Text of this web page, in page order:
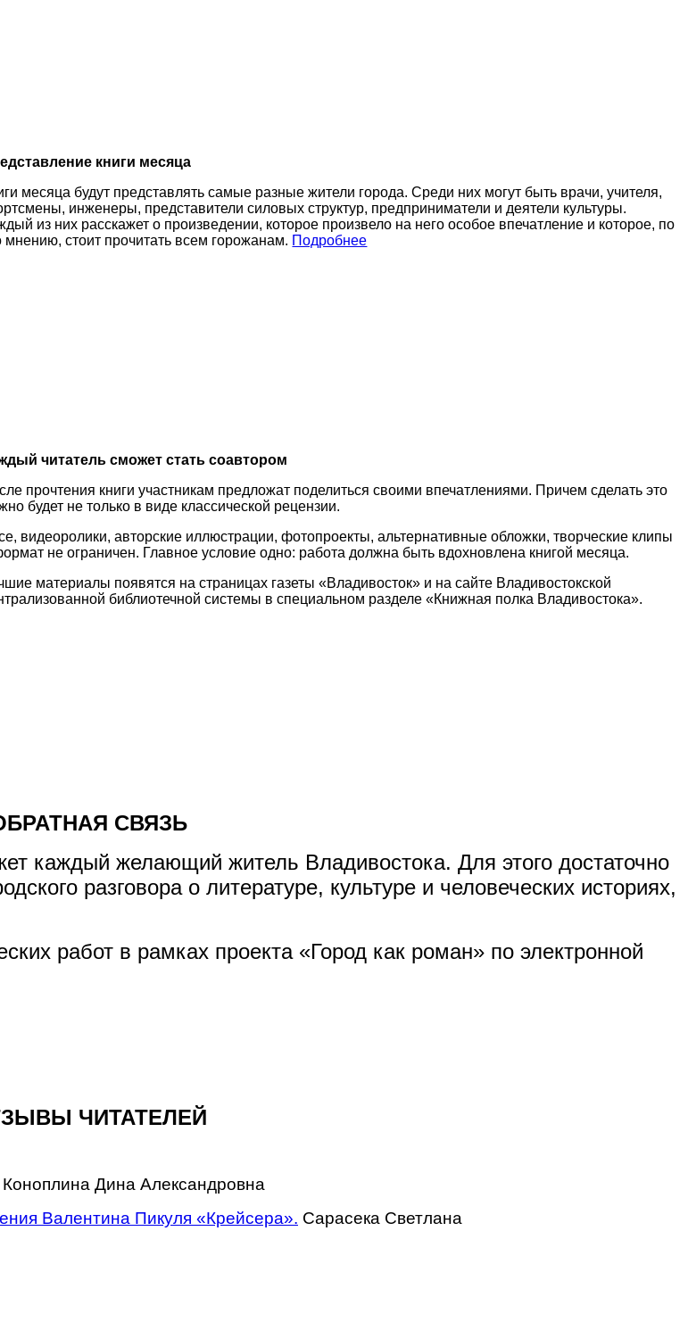
книги месяца
месяца будут представлять самые разные жители города. Среди них могут быть врачи, учителя,
инженеры, представители силовых структур, предприниматели и деятели культуры.
из них расскажет о произведении, которое произвело на него особое впечатление и которое, по
мнению, стоит прочитать всем горожанам. Подробнее
читатель сможет статьсоавтором
прочтения книги участникам предложат поделиться своими впечатлениями. Причем сделать это
будет не только в виде классической рецензии.
видеоролики, авторские иллюстрации, фотопроекты, альтернативные обложки, творческие клипы
не ограничен. Главное условие одно: работа должна быть вдохновлена книгой месяца.
материалы появятся на страницах газеты «Владивосток» и на сайте Владивостокской
библиотечной системы в специальном разделе «Книжная полка Владивостока».
СВЯЗЬ
каждый желающий житель Владивостока. Для этого достаточно
разговора о литературе, культуре и человеческих историях,
работ в рамках проекта «Город как роман» по электронной
ЧИТАТЕЛЕЙ
Коноплина Дина Александровна
Валентина Пикуля «Крейсера». Сарасека Светлана